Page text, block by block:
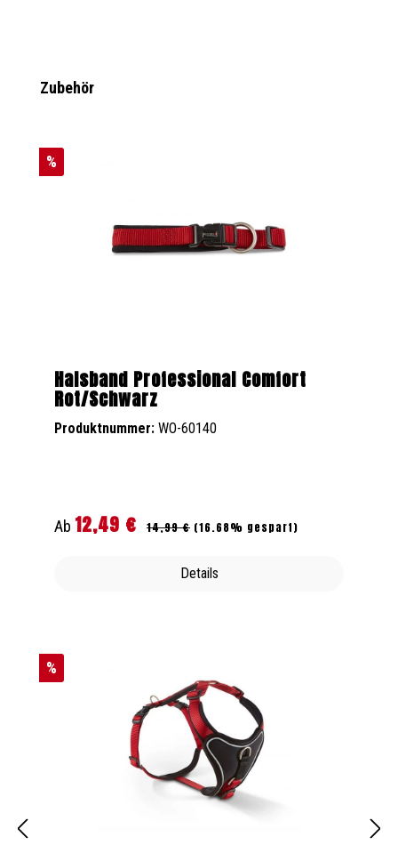
Produktgalerie überspringen
Zubehör
%
Halsband Professional Comfort
Rot/Schwarz
Produktnummer: WO-60140
Verkaufspreis:
Ab 12,49 € Regulärer Preis:
14,99 € (16.68% gespart)
Details
%